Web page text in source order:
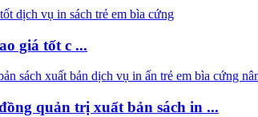
giá tốt c ...
quản trị xuất bản sách in ...